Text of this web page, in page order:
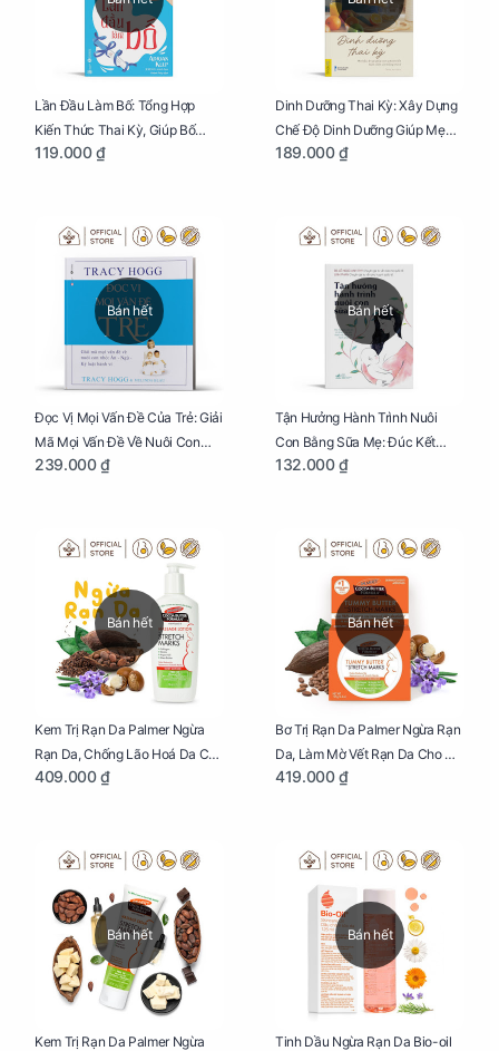
Lần Đầu Làm Bố: Tổng Hợp
Kiến Thức Thai Kỳ, Giúp Bố
Thấu Hiểu Hơn Về Mẹ Bầu Và
119.000 ₫
Dinh Dưỡng Thai Kỳ: Xây Dựng
Chế Độ Dinh Dưỡng Giúp Mẹ
Khỏe, Con Yêu Phát Triển Toàn
189.000 ₫
Bán hết
Đọc Vị Mọi Vấn Đề Của Trẻ: Giải
Mã Mọi Vấn Đề Về Nuôi Con
Nhỏ (Ăn, Ngủ, Kỷ Luật Hành Vi),
239.000 ₫
Bán hết
Tận Hưởng Hành Trình Nuôi
Con Bằng Sữa Mẹ: Đúc Kết
Những Kiến Thức Quý Báu Về
Mình Trong Hành Trình Nuôi
132.000 ₫
Bán hết
Kem Trị Rạn Da Palmer Ngừa
Rạn Da, Chống Lão Hoá Da Cho
Mẹ Bầu Chai 250ml
409.000 ₫
Bán hết
Bơ Trị Rạn Da Palmer Ngừa Rạn
Da, Làm Mờ Vết Rạn Da Cho Mẹ
Bầu Hũ 125g
419.000 ₫
Bán hết
Kem Trị Rạn Da Palmer Ngừa
Bán hết
Tinh Dầu Ngừa Rạn Da Bio-oil